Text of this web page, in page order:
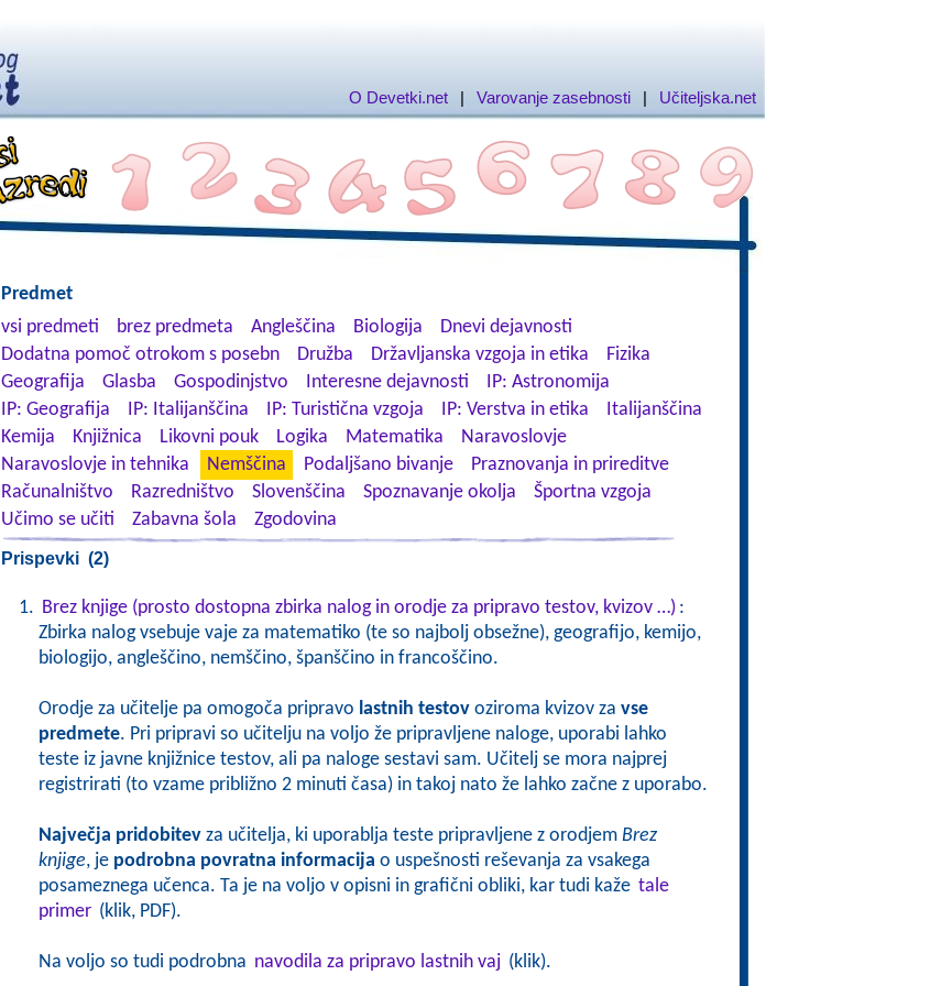
O Devetki.net | Varovanje zasebnosti | Učiteljska.net
Predmet
vsi predmeti
brez predmeta Angleščina Biologija
Dnevi dejavnosti
Dodatna pomoč otrokom s posebn
Družba Državljanska vzgoja in etika
Fizika
Geografija
Glasba Gospodinjstvo Interesne dejavnosti
IP: Astronomija
IP: Geografija
IP: Italijanščina IP: Turistična vzgoja IP: Verstva in etika
Italijanščina
Kemija
Knjižnica Likovni pouk Logika Matematika
Naravoslovje
Naravoslovje in tehnika
Nemščina Podaljšano bivanje
Praznovanja in prireditve
Računalništvo
Razredništvo Slovenščina Spoznavanje okolja
Športna vzgoja
Učimo se učiti
Zabavna šola Zgodovina
Prispevki (2)
Brez knjige (prosto dostopna zbirka nalog in orodje za pripravo testov, kvizov …) :
Zbirka nalog vsebuje vaje za matematiko (te so najbolj obsežne), geografijo, kemijo,
biologijo, angleščino, nemščino, španščino in francoščino.
Orodje za učitelje pa omogoča pripravo lastnih testovoziroma kvizov za vse
predmete. Pri pripravi so učitelju na voljo že pripravljene naloge, uporabi lahko
teste iz javne knjižnice testov, ali pa naloge sestavi sam. Učitelj se mora najprej
registrirati (to vzame približno 2 minuti časa) in takoj nato že lahko začne z uporabo.
Največja pridobitevza učitelja, ki uporablja teste pripravljene z orodjem Brez
knjige, je podrobna povratna informacija o uspešnosti reševanja za vsakega
posameznega učenca. Ta je na voljo v opisni in grafični obliki, kar tudi kaže tale
primer (klik, PDF).
Na voljo so tudi podrobna navodila za pripravo lastnih vaj (klik).